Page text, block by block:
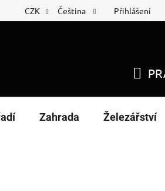
list Nákup na splátky
CZK Čeština Přihlášení
KOŠÍK
Zahrada Železářství